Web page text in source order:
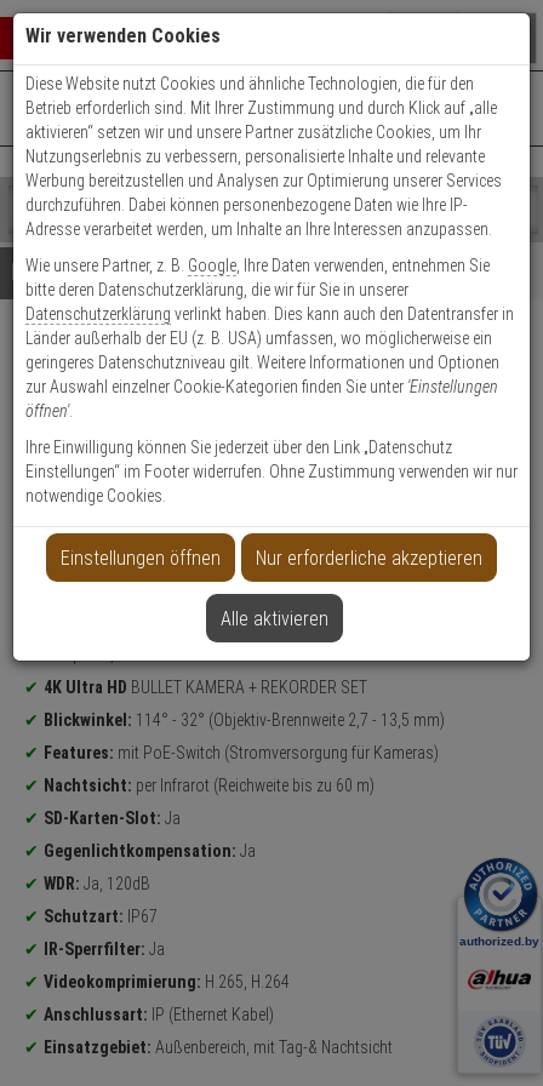
Warenkorb schließen
0 ARTIKEL IM WARENKORB
Ihr Warenkorb ist momentan leer.
Ergebnisse ()
Fertig
Shop
durchsuchen
Bitte
geben
Sie
mindestens
Zeichen
ein,
um
Suche
Es
wurde
noch
Kategorien
Suche
gestartet
+49 (0)821 899 493-0Mo. - Do.: 8:00 - 16:30 | Fr.: 8:00 - 14:00 Uhr
Kontaktservice nutzen
Details Beratung Beliebte 4K Ultra HD Artikel
Dahua Set IP 8x Bullet 4K PoE
+ 16-CH NVR
Produktmerkmale
SERVICE BUCHEN
2x Aufkleber, NVR Rekorder, 8x Bullet Kamera, 2x 4TB
4K Ultra HD BULLET KAMERA + REKORDER SET
Blickwinkel: 114° - 32° (Objektiv-Brennweite 2,7 - 13,5 mm)
Features: mit PoE-Switch (Stromversorgung für Kameras)
Nachtsicht: per Infrarot (Reichweite bis zu 60 m)
SD-Karten-Slot: Ja
Gegenlichtkompensation: Ja
WDR: Ja, 120dB
Schutzart: IP67
IR-Sperrfilter: Ja
Videokomprimierung: H.265, H.264
Anschlussart: IP (Ethernet Kabel)
Einsatzgebiet: Außenbereich, mit Tag-& Nachtsicht
Wir verwenden Cookies
Diese Website nutzt Cookies und ähnliche Technologien, die für den
Betrieb erforderlich sind. Mit Ihrer Zustimmung und durch Klick auf „alle
aktivieren“ setzen wir und unsere Partner zusätzliche Cookies, um Ihr
Nutzungserlebnis zu verbessern, personalisierte Inhalte und relevante
Werbung bereitzustellen und Analysen zur Optimierung unserer Services
durchzuführen. Dabei können personenbezogene Daten wie Ihre IP-
Adresse verarbeitet werden, um Inhalte an Ihre Interessen anzupassen.
Wie unsere Partner, z. B. Google , Ihre Daten verwenden, entnehmen Sie
bitte deren Datenschutzerklärung, die wir für Sie in unserer
Datenschutzerklärung verlinkt haben. Dies kann auch den Datentransfer in
Länder außerhalb der EU (z. B. USA) umfassen, wo möglicherweise ein
geringeres Datenschutzniveau gilt. Weitere Informationen und Optionen
zur Auswahl einzelner Cookie-Kategorien finden Sie unter 'Einstellungen
öffnen'.
Ihre Einwilligung können Sie jederzeit über den Link „Datenschutz
Einstellungen“ im Footer widerrufen. Ohne Zustimmung verwenden wir nur
notwendige Cookies.
Einstellungen öffnen Nur erforderliche akzeptieren
Alle aktivieren